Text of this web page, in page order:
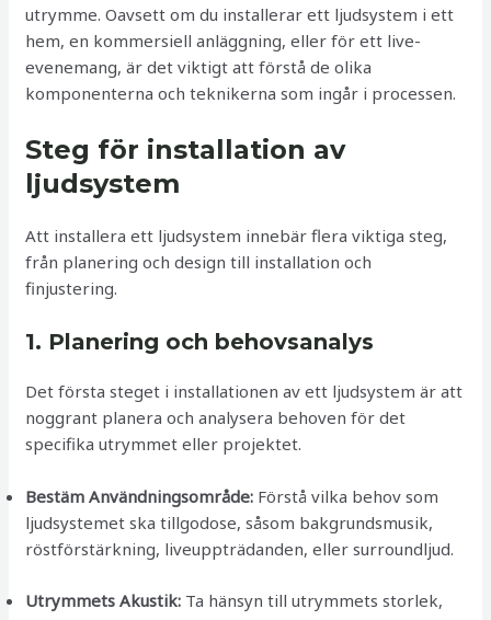
utrymme. Oavsett om du installerar ett ljudsystem i ett
hem, en kommersiell anläggning, eller för ett live-
evenemang, är det viktigt att förstå de olika
komponenterna och teknikerna som ingår i processen.
Steg för installation av
ljudsystem
Att installera ett ljudsystem innebär flera viktiga steg,
från planering och design till installation och
finjustering.
1. Planering och behovsanalys
Det första steget i installationen av ett ljudsystem är att
noggrant planera och analysera behoven för det
specifika utrymmet eller projektet.
Bestäm Användningsområde: Förstå vilka behov som
ljudsystemet ska tillgodose, såsom bakgrundsmusik,
röstförstärkning, liveuppträdanden, eller surroundljud.
Utrymmets Akustik: Ta hänsyn till utrymmets storlek,